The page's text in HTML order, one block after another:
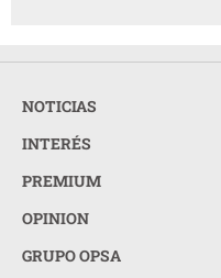
NOTICIAS
INTERÉS
PREMIUM
OPINION
GRUPO OPSA